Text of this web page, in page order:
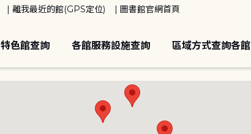
離我最近的館(GPS定位) 圖書館官網首頁
特色館查詢 各館服務設施查詢 區域方式查詢各館